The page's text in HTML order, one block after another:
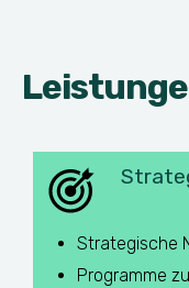
Strategische
Programme